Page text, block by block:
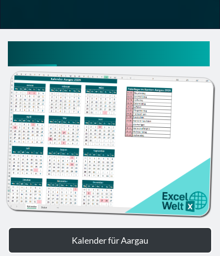
Kalender für Aargau